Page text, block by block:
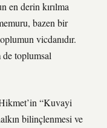
en derin kırılma
bazen bir
vicdanıdır.
toplumsal
“Kuvayi
bilinçlenmesi ve